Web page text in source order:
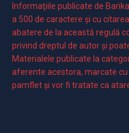
Informaţiile publicate de
a 500 de caractere şi cu
abatere de la această regulă
privind dreptul de autor și
Materialele publicate la
aferente acestora, marcate cu
pamflet și vor fi tratate ca